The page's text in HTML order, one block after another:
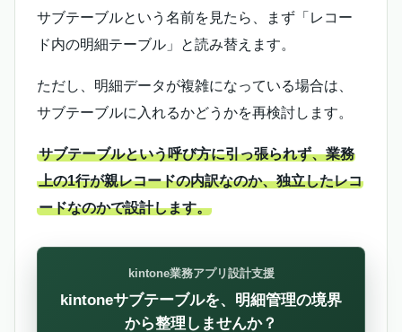
サブテーブルという名前を見たら、まず「レコー
ド内の明細テーブル」と読み替えます。
ただし、明細データが複雑になっている場合は、
サブテーブルに入れるかどうかを再検討します。
サブテーブルという呼び方に引っ張られず、業務
上の1行が親レコードの内訳なのか、独立したレコ
ードなのかで設計します。
kintone業務アプリ設計支援
kintoneサブテーブルを、明細管理の境界
から整理しませんか？